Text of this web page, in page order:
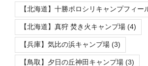
【北海道】十勝ポロシリキャンプフィー
【北海道】真狩 焚き火キャンプ場 (4)
【兵庫】気比の浜キャンプ場 (3)
【鳥取】夕日の丘神田キャンプ場 (3)